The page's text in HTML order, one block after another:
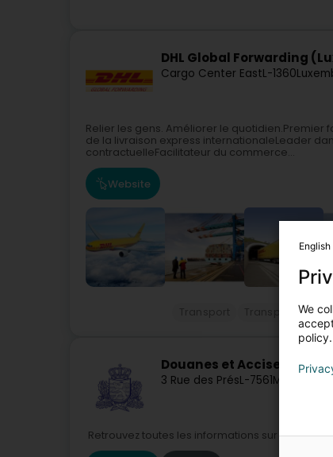
DHL Global Forwarding
Cargo Center EastL-1360
Relier les gens. Améliorer le quotidien.Premier
de la livraison express internationaleLeader
contractuelleFacilitateur du commerce...
Website
Transporte
Douanes et Accises
3 Rue des PrésL-7561Mersch
Retrouvez toutes les informations sur notre site.
English
We
policy.